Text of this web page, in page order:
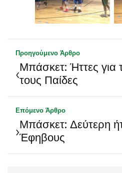
Προηγούμενο Άρθρο
‹Μπάσκετ: Ήττες για
τους Παίδες
Επόμενο Άρθρο
›Μπάσκετ: Δεύτερη
Έφηβους